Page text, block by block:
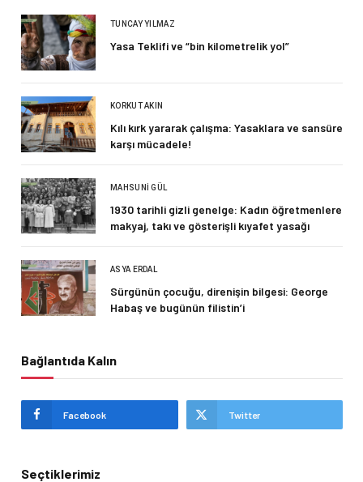
TUNCAY YILMAZ
Yasa Teklifi ve “bin kilometrelik yol”
KORKUT AKIN
Kılı kırk yararak çalışma: Yasaklara ve sansüre
karşı mücadele!
MAHSUNI GÜL
1930 tarihli gizli genelge: Kadın öğretmenlere
makyaj, takı ve gösterişli kıyafet yasağı
ASYA ERDAL
Sürgünün çocuğu, direnişin bilgesi: George
Habaş ve bugünün filistin’i
Bağlantıda Kalın
Facebook Twitter
Seçtiklerimiz